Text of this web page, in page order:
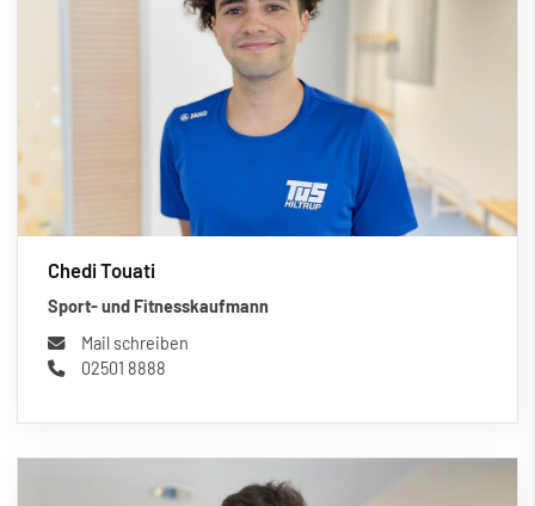
Chedi Touati
Sport- und Fitnesskaufmann
Mail schreiben
02501 8888